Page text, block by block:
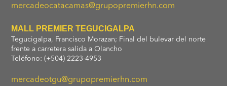
mercadeocatacamas@grupopremierhn.com
MALL PREMIER TEGUCIGALPA
Tegucigalpa, Francisco Morazan; Final del bulevar del norte
frente a carretera salida a Olancho
Teléfono: (+504) 2223-4953
mercadeotgu@grupopremierhn.com